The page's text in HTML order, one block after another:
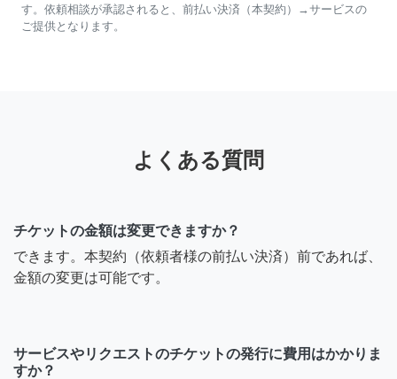
す。依頼相談が承認されると、前払い決済（本契約）→サービスの
ご提供となります。
よくある質問
チケットの金額は変更できますか？
できます。本契約（依頼者様の前払い決済）前であれば、
金額の変更は可能です。
サービスやリクエストのチケットの発行に費用はかかりま
すか？